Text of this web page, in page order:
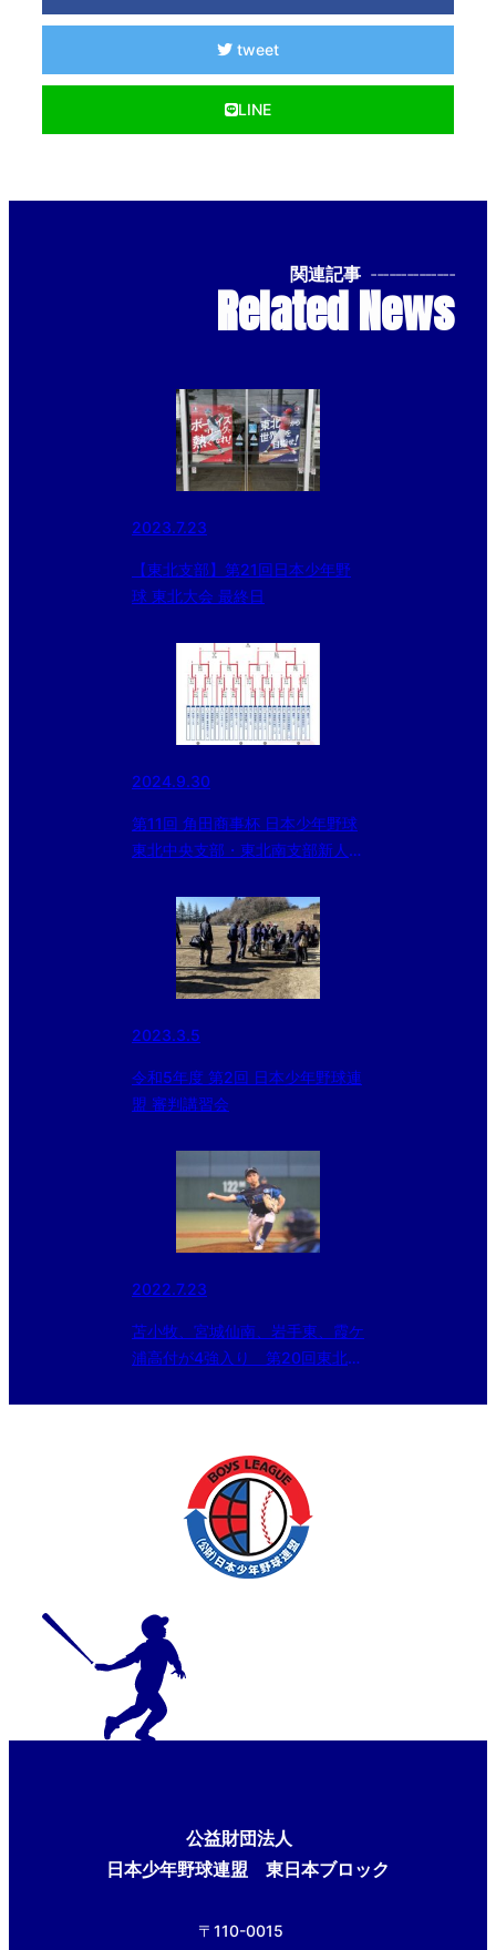
tweet
LINE
関連記事 --------------
Related News
2023.7.23
【東北支部】第21回日本少年野
球 東北大会 最終日
2024.9.30
第11回 角田商事杯 日本少年野球
東北中央支部・東北南支部新人大
2023.3.5
令和5年度 第2回 日本少年野球連
盟 審判講習会
2022.7.23
苫小牧、宮城仙南、岩手東、霞ケ
浦高付が4強入り 第20回東北大
公益財団法人
日本少年野球連盟 東日本ブロック
〒110-0015